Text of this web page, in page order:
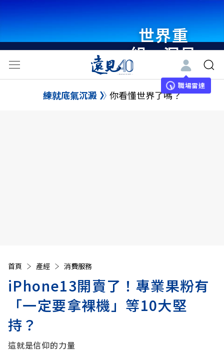
世界重
組・洞見
未來 與
世界領袖
職場雷達
練就底氣沉澱 你看懂世界了嗎？
首頁 產經 消費服務
iPhone13開賣了！專業果粉有
「一定要拿裸機」等10大堅
持？
這就是信仰的力量